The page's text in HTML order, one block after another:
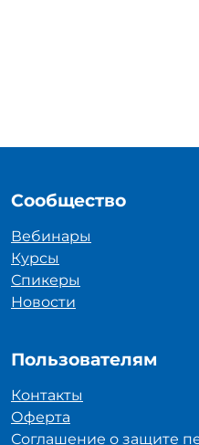
Сообщество
Вебинары
Курсы
Спикеры
Новости
Пользователям
Контакты
Оферта
Соглашение о защите